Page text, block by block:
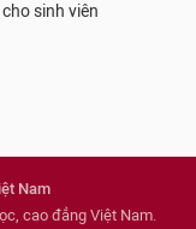
sinh viên
Nam
cao đẳng Việt Nam.